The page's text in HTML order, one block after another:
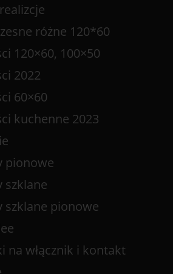
różne 120*60
120×60, 100×50
2022
60×60
kuchenne 2023
pionowe
szklane
szklane pionowe
na włącznik i kontakt